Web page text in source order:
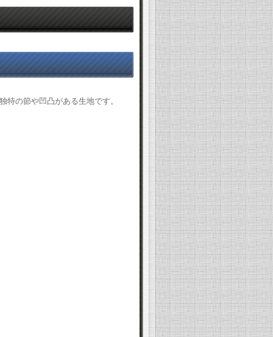
の節や凹凸がある生地です。